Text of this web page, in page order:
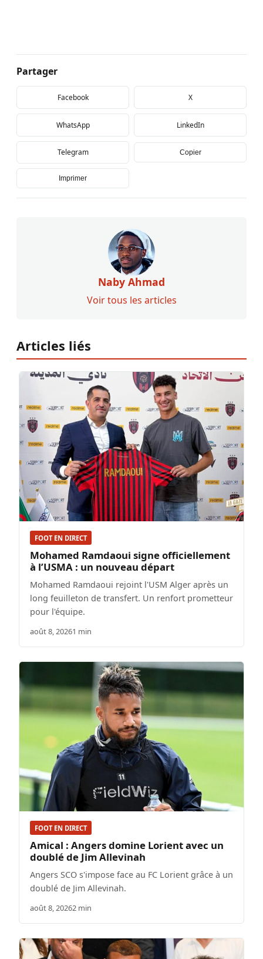
Partager
Facebook X
WhatsApp LinkedIn
Telegram Copier
Imprimer
Naby Ahmad
Voir tous les articles
Articles liés
FOOT EN DIRECT
Mohamed Ramdaoui signe officiellement
à l’USMA : un nouveau départ
Mohamed Ramdaoui rejoint l'USM Alger après un
long feuilleton de transfert. Un renfort prometteur
pour l'équipe.
août 8, 20261 min
FOOT EN DIRECT
Amical : Angers domine Lorient avec un
doublé de Jim Allevinah
Angers SCO s'impose face au FC Lorient grâce à un
doublé de Jim Allevinah.
août 8, 20262 min